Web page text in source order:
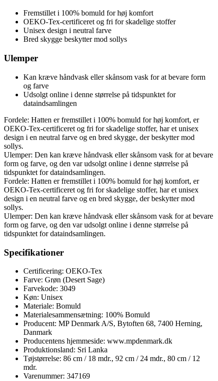
Fremstillet i 100% bomuld for høj komfort
OEKO-Tex-certificeret og fri for skadelige stoffer
Unisex design i neutral farve
Bred skygge beskytter mod sollys
Ulemper
Kan kræve håndvask eller skånsom vask for at bevare form
og farve
Udsolgt online i denne størrelse på tidspunktet for
dataindsamlingen
Fordele: Hatten er fremstillet i 100% bomuld for høj komfort, er
OEKO-Tex-certificeret og fri for skadelige stoffer, har et unisex
design i en neutral farve og en bred skygge, der beskytter mod
sollys.
Ulemper: Den kan kræve håndvask eller skånsom vask for at bevare
form og farve, og den var udsolgt online i denne størrelse på
tidspunktet for dataindsamlingen.
Fordele: Hatten er fremstillet i 100% bomuld for høj komfort, er
OEKO-Tex-certificeret og fri for skadelige stoffer, har et unisex
design i en neutral farve og en bred skygge, der beskytter mod
sollys.
Ulemper: Den kan kræve håndvask eller skånsom vask for at bevare
form og farve, og den var udsolgt online i denne størrelse på
tidspunktet for dataindsamlingen.
Specifikationer
Certificering: OEKO-Tex
Farve: Grøn (Desert Sage)
Farvekode: 3049
Køn: Unisex
Materiale: Bomuld
Materialesammensætning: 100% Bomuld
Producent: MP Denmark A/S, Bytoften 68, 7400 Herning,
Danmark
Producentens hjemmeside: www.mpdenmark.dk
Produktionsland: Sri Lanka
Tøjstørrelse: 86 cm / 18 mdr., 92 cm / 24 mdr., 80 cm / 12
mdr.
Varenummer: 347169